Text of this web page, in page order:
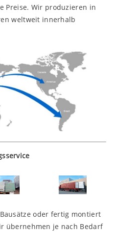
Preise. Wir produzieren in
weltweit innerhalb
oder fertig montiert
übernehmen je nach Bedarf